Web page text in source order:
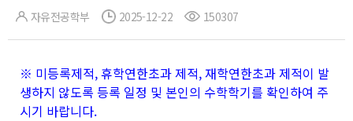
자유전공학부 2025-12-22 150307
※ 미등록제적, 휴학연한초과 제적, 재학연한초과 제적이 발
생하지 않도록 등록 일정 및 본인의 수학학기를 확인하여 주
시기 바랍니다.